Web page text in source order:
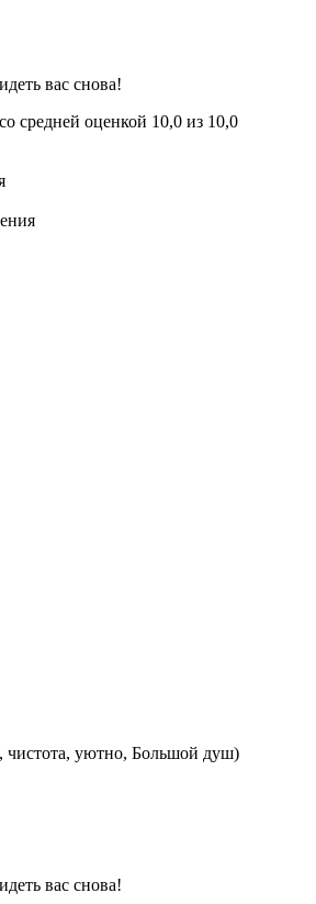
вас снова!
средней оценкой 10,0 из 10,0
чистота, уютно, Большой душ)
вас снова!